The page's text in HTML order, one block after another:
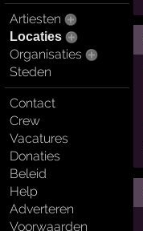
Artiesten
Locaties
Organisaties
Steden
Contact
Crew
Vacatures
Donaties
Beleid
Help
Adverteren
Voorwaarden